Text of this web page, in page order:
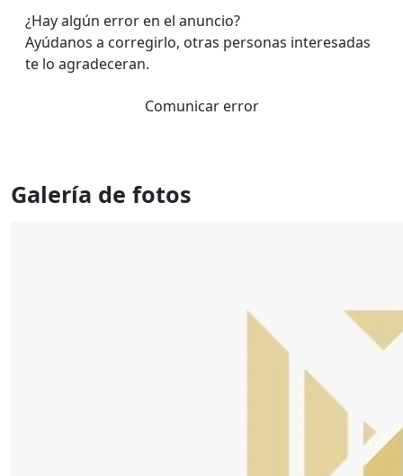
¿Hay algún error en el anuncio?
Ayúdanos a corregirlo, otras personas interesadas
te lo agradeceran.
Comunicar error
Galería de fotos